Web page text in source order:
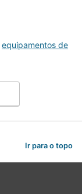
equipamentos de
Ir para o topo